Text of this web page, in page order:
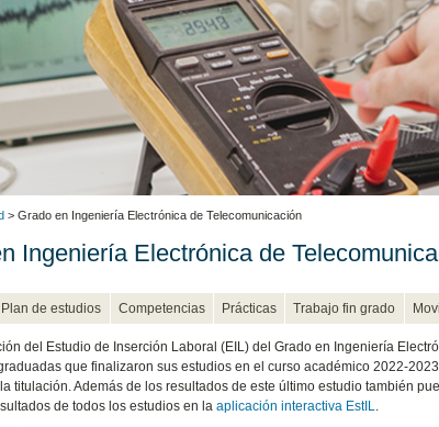
> Grado en Ingeniería Electrónica de Telecomunicación
Ingeniería Electrónica de
Plan de estudios Competencias Prácticas Trabajo fin grado
del Estudio de Inserción Laboral (EIL) del Grado en Ingeniería
que finalizaron sus estudios en el curso académico 2022-
titulación. Además de los resultados de este último estudio también
de todos los estudios en la aplicación interactiva EstIL.